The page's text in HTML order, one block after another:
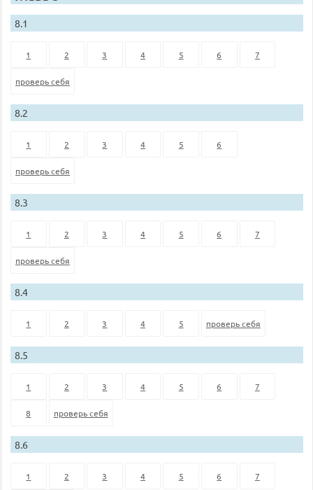
8.1
1 2 3 4 5 6 7
проверь себя
8.2
1 2 3 4 5 6
проверь себя
8.3
1 2 3 4 5 6 7
проверь себя
8.4
1 2 3 4 5 проверь себя
8.5
1 2 3 4 5 6 7
8 проверь себя
8.6
1 2 3 4 5 6 7